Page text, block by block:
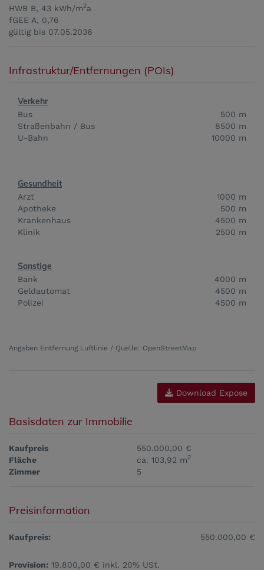
HWB B, 43 kWh/m2a
fGEE A, 0,76
gültig bis 07.05.2036
Infrastruktur/Entfernungen (POIs)
Verkehr
Bus
500 m
Straßenbahn / Bus
8500 m
U-Bahn
10000 m
Gesundheit
Arzt
1000 m
Apotheke
500 m
Krankenhaus
4500 m
Klinik
2500 m
Sonstige
Bank
4000 m
Geldautomat
4500 m
Polizei
4500 m
Angaben Entfernung Luftlinie / Quelle: OpenStreetMap
Download Expose
Basisdaten zur Immobilie
Kaufpreis
550.000,00 €
Fläche
ca. 103,92 m2
Zimmer 5
Preisinformation
Kaufpreis: 550.000,00 €
Provision: 19.800,00 € inkl. 20% USt.